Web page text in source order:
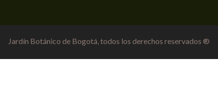
Jardín Botánico de Bogotá, todos los derechos reservados ®